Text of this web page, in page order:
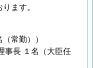
ます。
常勤））
長 １名（大臣任